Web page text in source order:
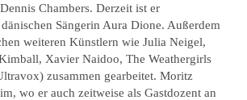
Chambers. Derzeit ist er
Sängerin Aura Dione. Außerdem
weiteren Künstlern wie Julia Neigel,
Xavier Naidoo, The Weathergirls
zusammen gearbeitet. Moritz
wo er auch zeitweise als Gastdozent an